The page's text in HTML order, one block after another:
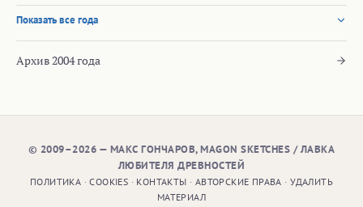
Показать все года
Архив 2004 года
© 2009–2026 — МАКС ГОНЧАРОВ, MAGON SKETCHES / ЛАВКА
ЛЮБИТЕЛЯ ДРЕВНОСТЕЙ
ПОЛИТИКА ·COOKIES · КОНТАКТЫ · АВТОРСКИЕ ПРАВА ·УДАЛИТЬ
МАТЕРИАЛ